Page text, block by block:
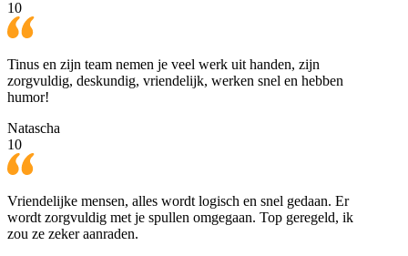
10
Tinus en zijn team nemen je veel werk uit handen, zijn
zorgvuldig, deskundig, vriendelijk, werken snel en hebben
humor!
Natascha
10
Vriendelijke mensen, alles wordt logisch en snel gedaan. Er
wordt zorgvuldig met je spullen omgegaan. Top geregeld, ik
zou ze zeker aanraden.